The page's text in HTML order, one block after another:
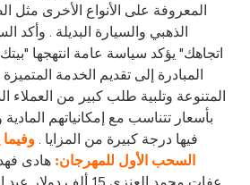
المعروفة على الأنواع الأخرى مثل
الذهبي والسيارة البديلة .
اتجاهك" يؤكد سياسة عامة انتهجها
المبادرة إلى تقديم الخدمة المتميزة
المتنوعة وتلبية طلب كبير من العملاء
بأسعار تتناسب مع إمكانياتهم
فيها درجة كبيرة من المزايا .
السحب الأول للمهرجان: